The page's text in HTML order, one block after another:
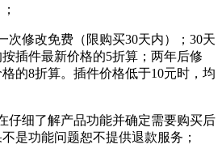
次修改免费（限购买30天内）；30天
插件最新价格的5折算；两年后修
的8折算。插件价格低于10元时，均
仔细了解产品功能并确定需要购买后
是功能问题恕不提供退款服务；